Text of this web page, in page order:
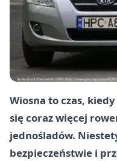
Wiosna to czas,
się coraz więcej
jednośladów.
bezpieczeństwie i